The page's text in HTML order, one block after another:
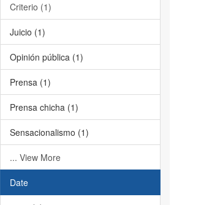
Criterio (1)
Juicio (1)
Opinión pública (1)
Prensa (1)
Prensa chicha (1)
Sensacionalismo (1)
... View More
Date